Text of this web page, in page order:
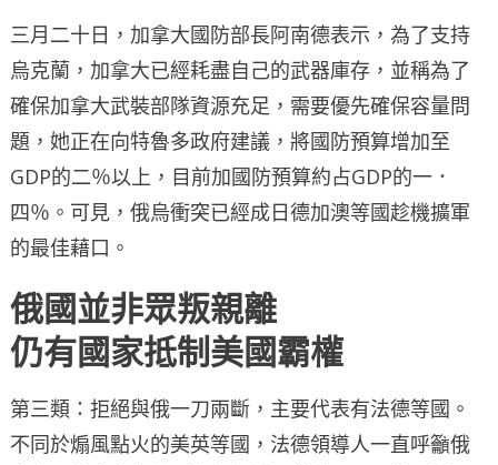
三月二十日，加拿大國防部長阿南德表示，為了支持
烏克蘭，加拿大已經耗盡自己的武器庫存，並稱為了
確保加拿大武裝部隊資源充足，需要優先確保容量問
題，她正在向特魯多政府建議，將國防預算增加至
GDP的二％以上，目前加國防預算約占GDP的一．
四％。可見，俄烏衝突已經成日德加澳等國趁機擴軍
的最佳藉口。
俄國並非眾叛親離
仍有國家抵制美國霸權
第三類：拒絕與俄一刀兩斷，主要代表有法德等國。
不同於煽風點火的美英等國，法德領導人一直呼籲俄